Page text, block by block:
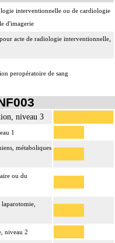
interventionnelle ou de cardiologie
d'imagerie
acte de radiologie interventionnelle,
peropératoire de sang
niveau 3
1
métaboliques
ou du
niveau 2